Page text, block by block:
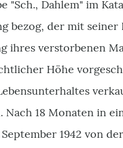
"Sch., Dahlem" im
bezog, der mit
ihres verstorbenen
Höhe
Nach 18 Monaten in
1942 von